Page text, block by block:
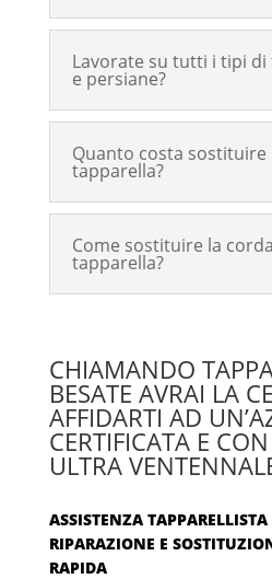
Lavorate su tutti i tipi di
e persiane?
Quanto costa sostituire
tapparella?
Come sostituire la
tapparella?
CHIAMANDO
BESATE AVRAI LA
AFFIDARTI AD
CERTIFICATA E
ULTRA
ASSISTENZA TAPPARELLISTA
RIPARAZIONE E
RAPIDA